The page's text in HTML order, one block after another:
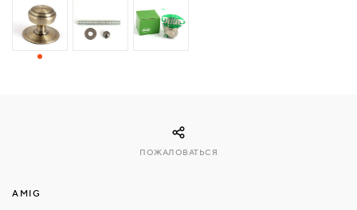
СВЯЗАТЬСЯ
С
AMIG
ПОЖАЛОВАТЬСЯ